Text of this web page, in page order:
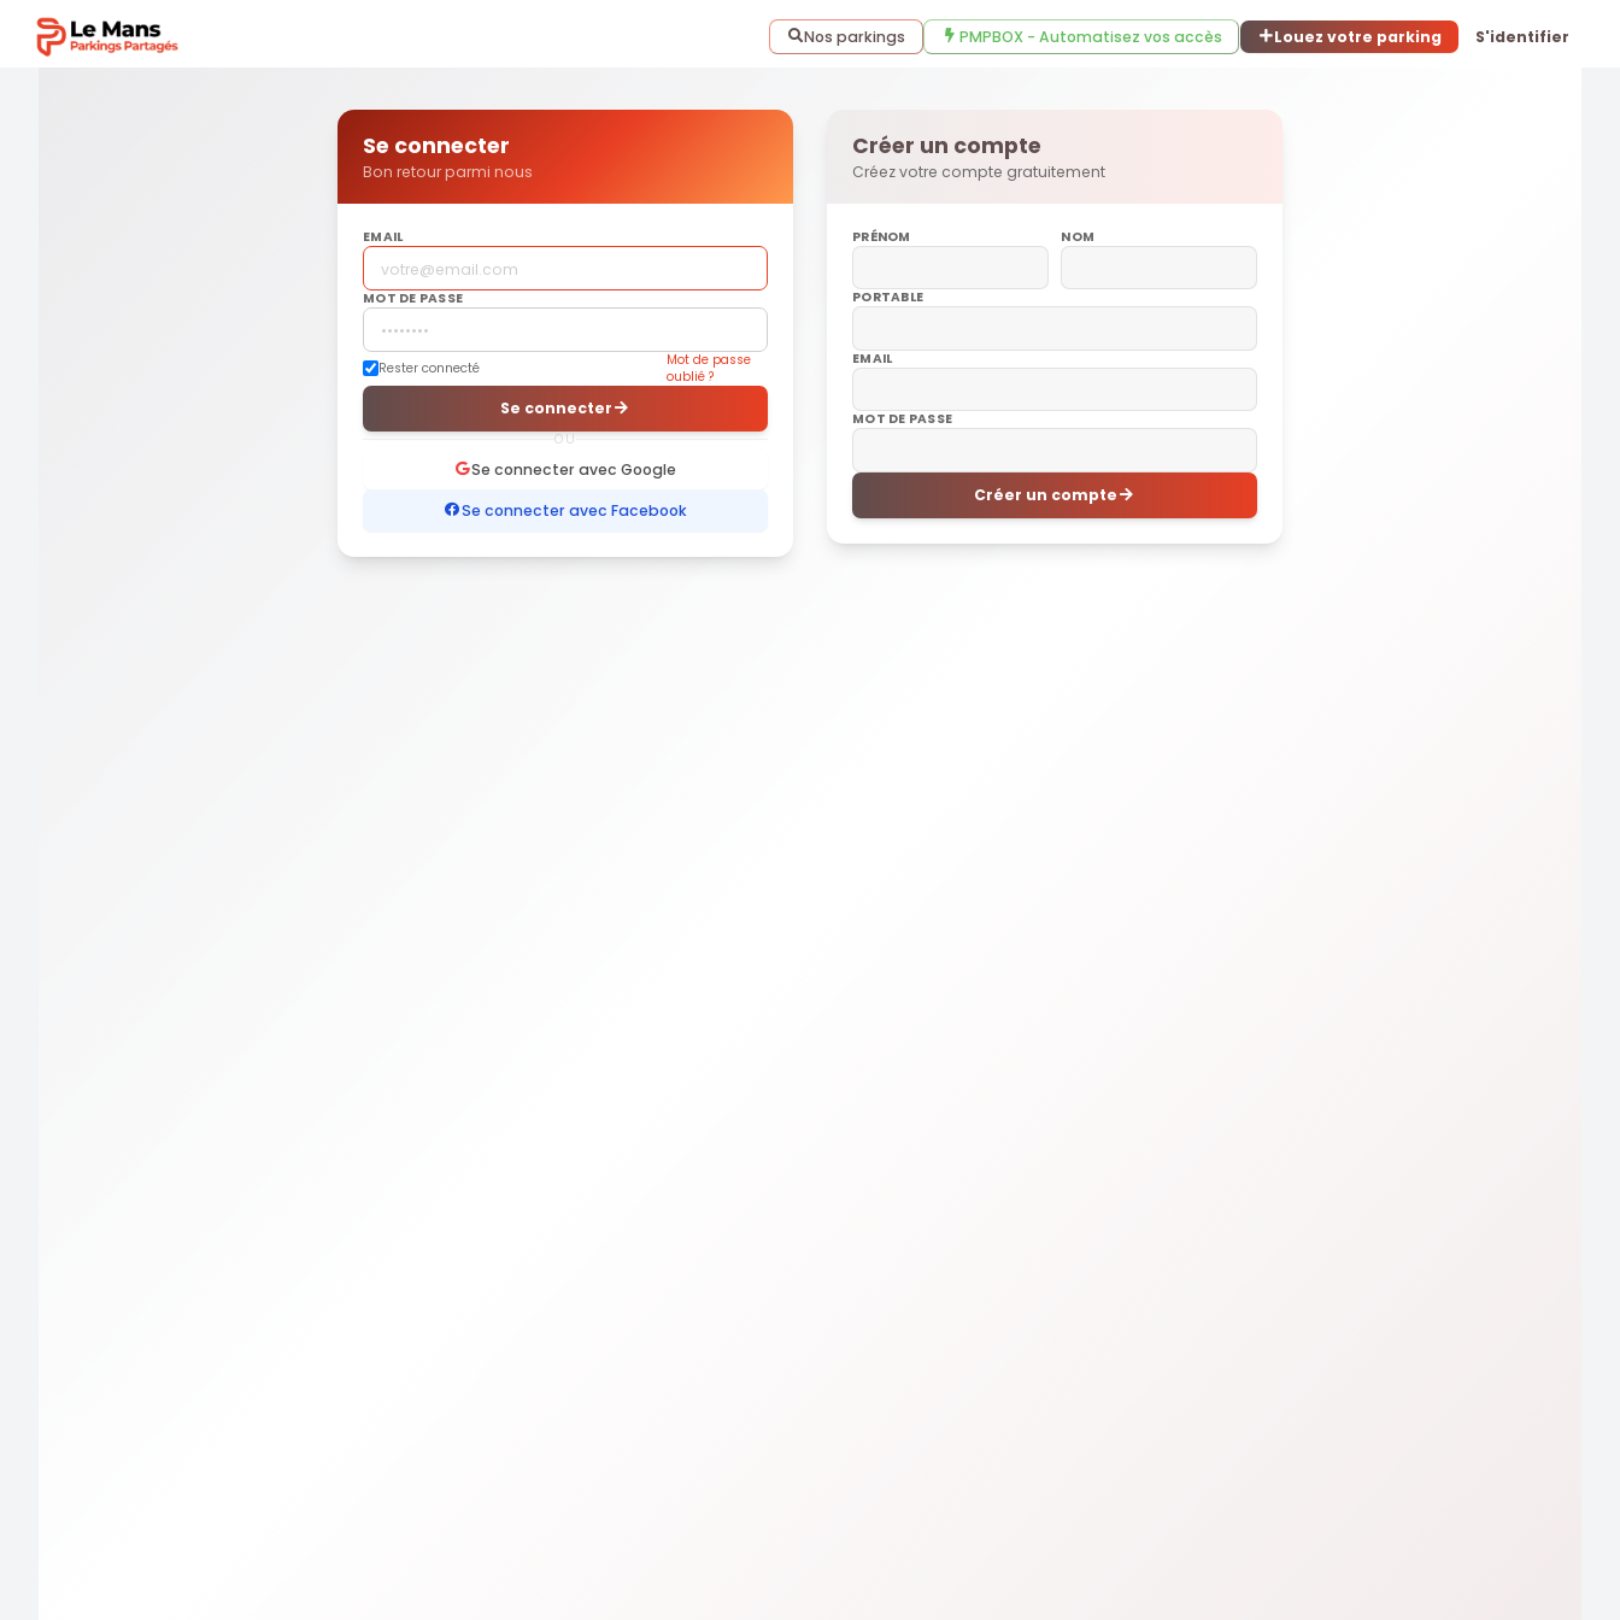
Nos parkings PMPBOX - Automatisez vos accès Louez votre parking S'identifier
Se connecter
Bon retour parmi nous
EMAIL
MOT DE PASSE
Rester connecté
Mot de passe
oublié ?
Se connecter
OU
Se connecter avec Google
Se connecter avec Facebook
Créer un compte
Créez votre compte gratuitement
PRÉNOM NOM
PORTABLE
EMAIL
MOT DE PASSE
Créer un compte